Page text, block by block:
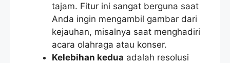
tajam. Fitur ini sangat berguna saat
Anda ingin mengambil gambar dari
kejauhan, misalnya saat menghadiri
acara olahraga atau konser.
Kelebihan kedua adalah resolusi